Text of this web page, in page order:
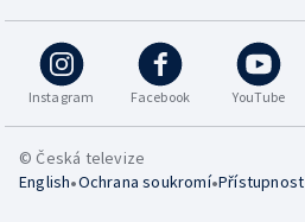
Instagram Facebook YouTube
© Česká televize
English•Ochrana soukromí•Přístupnost